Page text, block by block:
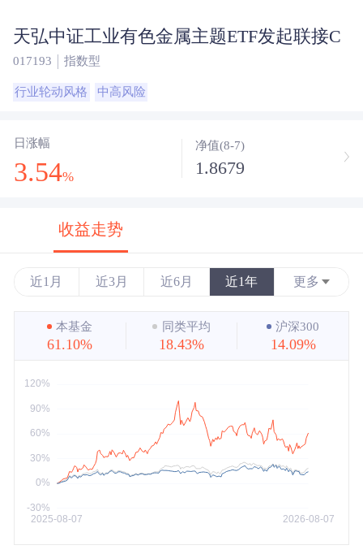
天弘中证工业有色金属主题ETF发起联接C
017193 指数型
行业轮动风格 中高风险
日涨幅
3.54%
净值(8-7)
1.8679
收益走势
近1月 近3月 近6月 近1年 更多
近3年
近5年
本基金
61.10%
同类平均
18.43%
沪深300
14.09%